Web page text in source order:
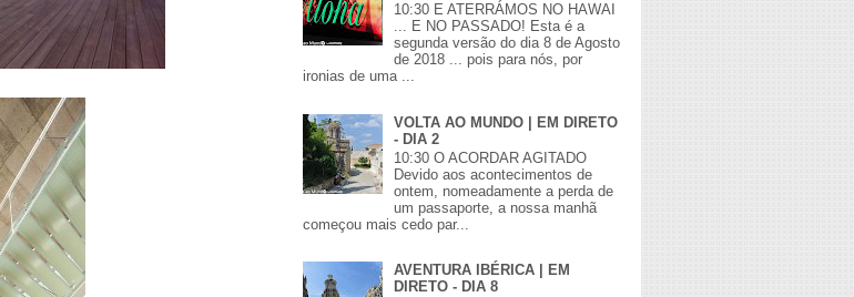
10:30 E ATERRÁMOS NO HAWAI
... E NO PASSADO! Esta é a
segunda versão do dia 8 de Agosto
de 2018 ... pois para nós, por
ironias de uma ...
VOLTA AO MUNDO | EM DIRETO
- DIA 2
10:30 O ACORDAR AGITADO
Devido aos acontecimentos de
ontem, nomeadamente a perda de
um passaporte, a nossa manhã
começou mais cedo par...
AVENTURA IBÉRICA | EM
DIRETO - DIA 8